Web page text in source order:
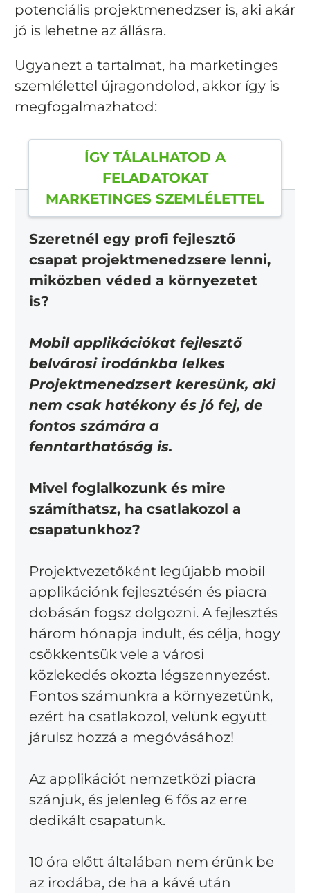
potenciális projektmenedzser is, aki akár
jó is lehetne az állásra.
Ugyanezt a tartalmat, ha marketinges
szemlélettel újragondolod, akkor így is
megfogalmazhatod:
ÍGY TÁLALHATOD A
FELADATOKAT
MARKETINGES SZEMLÉLETTEL
Szeretnél egy profi fejlesztő
csapat projektmenedzsere lenni,
miközben véded a környezetet
is?
Mobil applikációkat fejlesztő
belvárosi irodánkba lelkes
Projektmenedzsert keresünk, aki
nem csak hatékony és jó fej, de
fontos számára a
fenntarthatóság is.
Mivel foglalkozunk és mire
számíthatsz, ha csatlakozol a
csapatunkhoz?
Projektvezetőként legújabb mobil
applikációnk fejlesztésén és piacra
dobásán fogsz dolgozni. A fejlesztés
három hónapja indult, és célja, hogy
csökkentsük vele a városi
közlekedés okozta légszennyezést.
Fontos számunkra a környezetünk,
ezért ha csatlakozol, velünk együtt
járulsz hozzá a megóvásához!
Az applikációt nemzetközi piacra
szánjuk, és jelenleg 6 fős az erre
dedikált csapatunk.
10 óra előtt általában nem érünk be
az irodába, de ha a kávé után